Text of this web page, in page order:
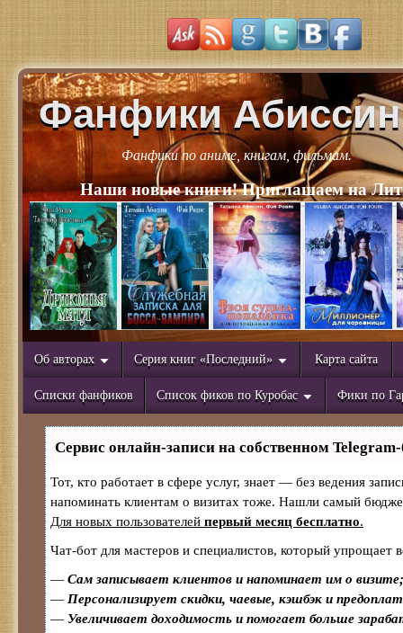
Фанфики Абиссин
Фанфики по аниме, книгам, фильмам.
Наши новые книги! Приглашаем на
Об авторах Серия книг «Последний» Карта сайта
Списки фанфиков Список фиков по Куробас Фики по
Сервис онлайн-записи на собственном Telegram-
Тот, кто работает в сфере услуг, знает — без ведения
напоминать клиентам о визитах тоже. Нашли самый
Для новых пользователей первый месяц бесплатно.
Чат-бот для мастеров и специалистов, который упрощает
— Сам записывает клиентов и напоминает им о визите;
— Персонализирует скидки, чаевые, кэшбэк и
— Увеличивает доходимость и помогает больше